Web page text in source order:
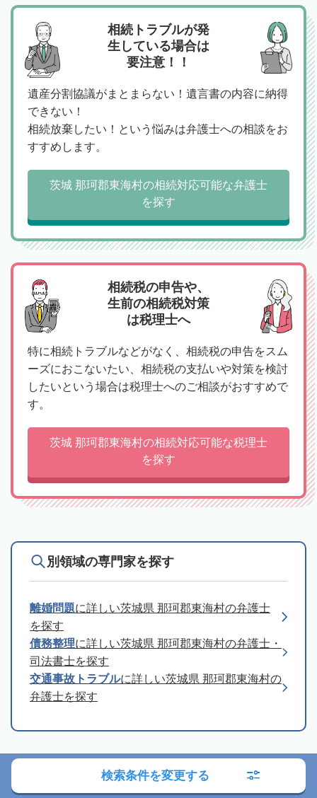
相続トラブルが発
生している場合は
要注意！！
遺産分割協議がまとまらない！遺言書の内容に納得
できない！
相続放棄したい！という悩みは弁護士への相談をお
すすめします。
茨城 那珂郡東海村の相続対応可能な弁護士
を探す
相続税の申告や、
生前の相続税対策
は税理士へ
特に相続トラブルなどがなく、相続税の申告をスム
ーズにおこないたい、相続税の支払いや対策を検討
したいという場合は税理士へのご相談がおすすめで
す。
茨城 那珂郡東海村の相続対応可能な税理士
を探す
別領域の専門家を探す
離婚問題に詳しい茨城県 那珂郡東海村の弁護士
を探す
債務整理に詳しい茨城県 那珂郡東海村の弁護士・
司法書士を探す
交通事故トラブルに詳しい茨城県 那珂郡東海村の
弁護士を探す
司法書士への相談の流れ
検索条件を変更する